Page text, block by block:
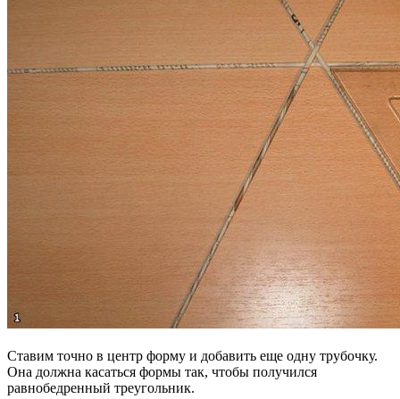
Ставим точно в центр форму и добавить еще одну трубочку.
Она должна касаться формы так, чтобы получился
равнобедренный треугольник.